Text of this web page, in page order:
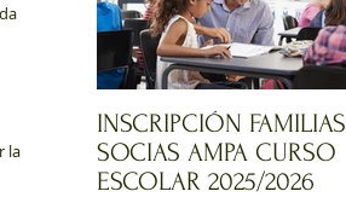
la
INSCRIPCIÓN FAMILIAS
SOCIAS AMPA CURSO
ESCOLAR 2025/2026